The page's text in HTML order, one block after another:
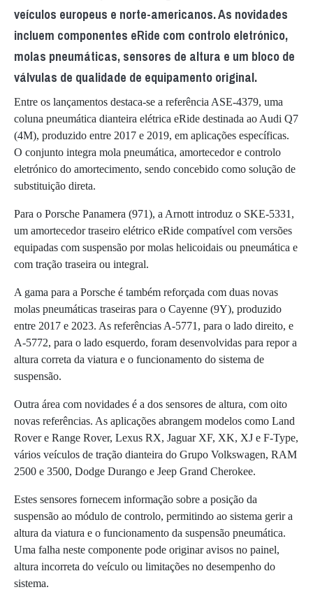
veículos europeus e norte-americanos. As novidades
incluem componentes eRide com controlo eletrónico,
molas pneumáticas, sensores de altura e um bloco de
válvulas de qualidade de equipamento original.
Entre os lançamentos destaca-se a referência ASE-4379, uma
coluna pneumática dianteira elétrica eRide destinada ao Audi Q7
(4M), produzido entre 2017 e 2019, em aplicações específicas.
O conjunto integra mola pneumática, amortecedor e controlo
eletrónico do amortecimento, sendo concebido como solução de
substituição direta.
Para o Porsche Panamera (971), a Arnott introduz o SKE-5331,
um amortecedor traseiro elétrico eRide compatível com versões
equipadas com suspensão por molas helicoidais ou pneumática e
com tração traseira ou integral.
A gama para a Porsche é também reforçada com duas novas
molas pneumáticas traseiras para o Cayenne (9Y), produzido
entre 2017 e 2023. As referências A-5771, para o lado direito, e
A-5772, para o lado esquerdo, foram desenvolvidas para repor a
altura correta da viatura e o funcionamento do sistema de
suspensão.
Outra área com novidades é a dos sensores de altura, com oito
novas referências. As aplicações abrangem modelos como Land
Rover e Range Rover, Lexus RX, Jaguar XF, XK, XJ e F-Type,
vários veículos de tração dianteira do Grupo Volkswagen, RAM
2500 e 3500, Dodge Durango e Jeep Grand Cherokee.
Estes sensores fornecem informação sobre a posição da
suspensão ao módulo de controlo, permitindo ao sistema gerir a
altura da viatura e o funcionamento da suspensão pneumática.
Uma falha neste componente pode originar avisos no painel,
altura incorreta do veículo ou limitações no desempenho do
sistema.